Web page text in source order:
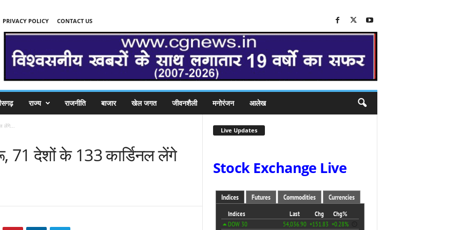
PRIVACY POLICY CONTACT US
राज्य राजनीति बाजार खेल जगत जीवनशैली मनोरंजन आलेख
लेंगे...
71 देशों के 133 कार्डिनल लेंगे
Live Updates
Stock Exchange Live